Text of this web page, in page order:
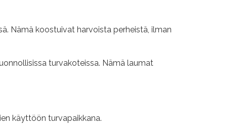
Nämä koostuivat harvoista perheistä, ilman
turvakoteissa. Nämä laumat
käyttöön turvapaikkana.